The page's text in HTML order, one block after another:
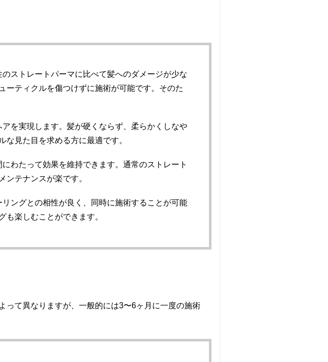
ストレートパーマに比べて髪へのダメージが少な
ーティクルを傷つけずに施術が可能です。そのた
を実現します。髪が硬くならず、柔らかくしなや
見た目を求める方に最適です。
わたって効果を維持できます。通常のストレート
ンテナンスが楽です。
ングとの相性が良く、同時に施術することが可能
も楽しむことができます。
って異なりますが、一般的には3〜6ヶ月に一度の施術